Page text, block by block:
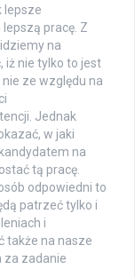
lepsze
pracę. Z
na
iż nie tylko to jest
ze względu na
Jednak
w jaki
na
tą pracę.
odpowiedni to
patrzeć tylko i
i
także na nasze
za zadanie